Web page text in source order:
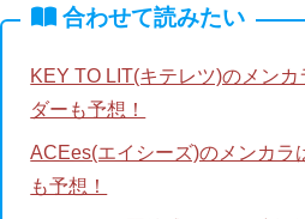
合わせて読みたい
KEY TO LIT(キテレツ)のメン
ダーも予想！
ACEes(エイシーズ)のメンカラ
も予想！